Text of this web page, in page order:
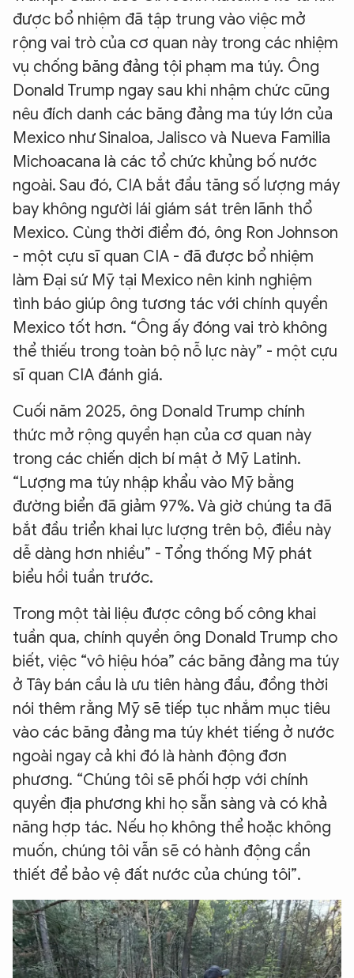
được bổ nhiệm đã tập trung vào việc mở
rộng vai trò của cơ quan này trong các nhiệm
vụ chống băng đảng tội phạm ma túy. Ông
Donald Trump ngay sau khi nhậm chức cũng
nêu đích danh các băng đảng ma túy lớn của
Mexico như Sinaloa, Jalisco và Nueva Familia
Michoacana là các tổ chức khủng bố nước
ngoài. Sau đó, CIA bắt đầu tăng số lượng máy
bay không người lái giám sát trên lãnh thổ
Mexico. Cùng thời điểm đó, ông Ron Johnson
- một cựu sĩ quan CIA - đã được bổ nhiệm
làm Đại sứ Mỹ tại Mexico nên kinh nghiệm
tình báo giúp ông tương tác với chính quyền
Mexico tốt hơn. “Ông ấy đóng vai trò không
thể thiếu trong toàn bộ nỗ lực này” - một cựu
sĩ quan CIA đánh giá.
Cuối năm 2025, ông Donald Trump chính
thức mở rộng quyền hạn của cơ quan này
trong các chiến dịch bí mật ở Mỹ Latinh.
“Lượng ma túy nhập khẩu vào Mỹ bằng
đường biển đã giảm 97%. Và giờ chúng ta đã
bắt đầu triển khai lực lượng trên bộ, điều này
dễ dàng hơn nhiều” - Tổng thống Mỹ phát
biểu hồi tuần trước.
Trong một tài liệu được công bố công khai
tuần qua, chính quyền ông Donald Trump cho
biết, việc “vô hiệu hóa” các băng đảng ma túy
ở Tây bán cầu là ưu tiên hàng đầu, đồng thời
nói thêm rằng Mỹ sẽ tiếp tục nhắm mục tiêu
vào các băng đảng ma túy khét tiếng ở nước
ngoài ngay cả khi đó là hành động đơn
phương. “Chúng tôi sẽ phối hợp với chính
quyền địa phương khi họ sẵn sàng và có khả
năng hợp tác. Nếu họ không thể hoặc không
muốn, chúng tôi vẫn sẽ có hành động cần
thiết để bảo vệ đất nước của chúng tôi”.